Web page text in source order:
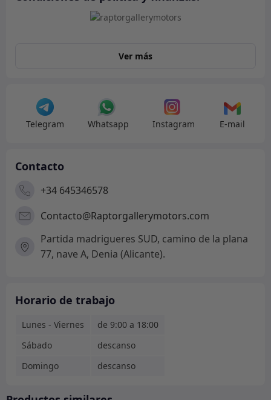
Ver más
Telegram Whatsapp Instagram E-mail
Contacto
+34 645346578
Contacto@Raptorgallerymotors.com
Partida madrigueres SUD, camino de la plana
77, nave A, Denia (Alicante).
Horario de trabajo
Lunes - Viernes
de 9:00 a 18:00
Sábado
descanso
Domingo
descanso